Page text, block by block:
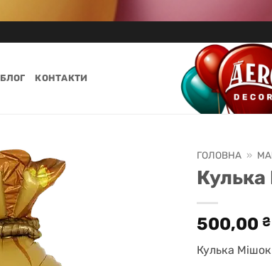
БЛОГ КОНТАКТИ
ГОЛОВНА »
500,00 ₴
Кулька